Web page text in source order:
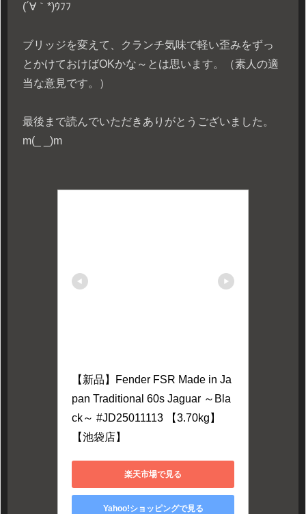
(´∀｀*)ｳﾌﾌ
ブリッジを変えて、クランチ気味で軽い歪みをずっ
とかけておけばOKかな～とは思います。（素人の適
当な意見です。）
最後まで読んでいただきありがとうございました。
m(_ _)m
【新品】Fender FSR Made in Ja
pan Traditional 60s Jaguar ～Bla
ck～ #JD25011113 【3.70kg】
【池袋店】
楽天市場で見る
Yahoo!ショッピングで見る